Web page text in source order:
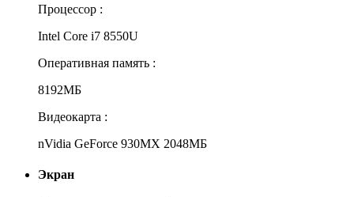
Процессор :
Intel Core i7 8550U
Оперативная память :
8192МБ
Видеокарта :
nVidia GeForce 930MX 2048МБ
Экран